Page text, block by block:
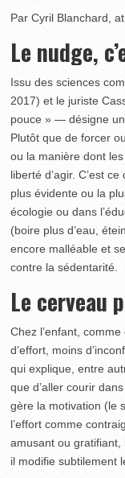
Par Cyril Blanchard,
Le nudge,
Issu des sciences
2017) et le juriste
pouce » — désigne
Plutôt que de forcer
ou la manière dont
liberté d’agir. C’est
plus évidente ou la
écologie ou dans
(boire plus d’eau,
encore malléable et
contre la sédentarité.
Le cerveau
Chez l’enfant,
d’effort, moins
qui explique, entre
que d’aller courir
gère la motivation (le
l’effort comme
amusant ou gratifiant,
il modifie subtilement